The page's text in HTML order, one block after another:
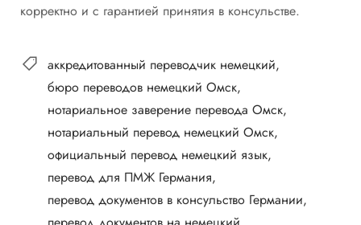
корректно и с гарантией принятия в консульстве.
аккредитованный переводчик немецкий
бюро переводов немецкий Омск
нотариальное заверение перевода Омск
нотариальный перевод немецкий Омск
официальный перевод немецкий язык
перевод для ПМЖ Германия
перевод документов в консульство Германии